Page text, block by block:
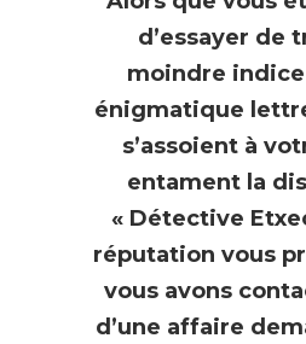
d’essayer de
moindre
énigmatique
s’assoient à
entament la
« Détective
réputation vous
vous avons
d’une affaire